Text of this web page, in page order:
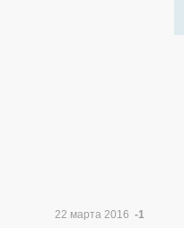
22 марта 2016 -1